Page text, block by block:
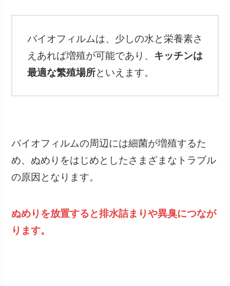
バイオフィルムは、少しの水と栄養素さ
えあれば増殖が可能であり、 キッチンは
最適な繁殖場所といえます。
バイオフィルムの周辺には細菌が増殖するた
め、ぬめりをはじめとしたさまざまなトラブル
の原因となります。
ぬめりを放置すると排水詰まりや異臭につなが
ります。